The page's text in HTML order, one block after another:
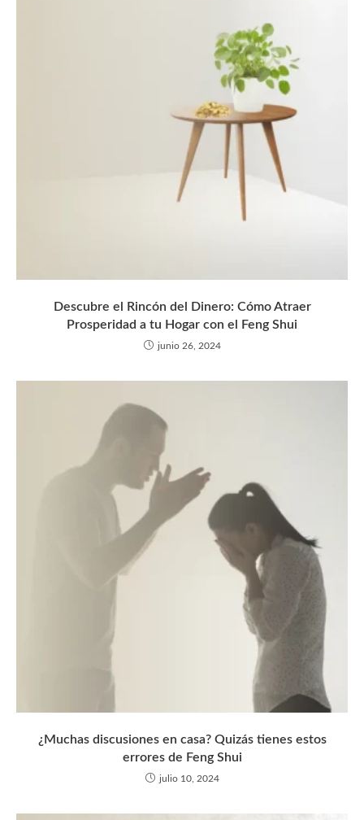
Descubre el Rincón del Dinero: Cómo Atraer
Prosperidad a tu Hogar con el Feng Shui
junio 26, 2024
¿Muchas discusiones en casa? Quizás tienes estos
errores de Feng Shui
julio 10, 2024